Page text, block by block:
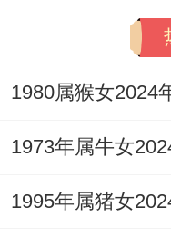
属鸡父母得严谨
马行空；而属马
不定激发龙宝宝
宝宝在猴鸡生肖